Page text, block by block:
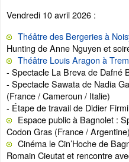
Vendredi 10 avril 2026 :
Théâtre des Bergeries à
Hunting de Anne Nguyen et
Théâtre Louis Aragon à
- Spectacle La Breva de Dafné
- Spectacle Sawata de Nadia
(France / Cameroun / Italie)
- Étape de travail de Didier
Espace public à Bagnolet :
Codon Gras (France / Argentine)
Cinéma le Cin’Hoche de
Romain Cieutat et rencontre